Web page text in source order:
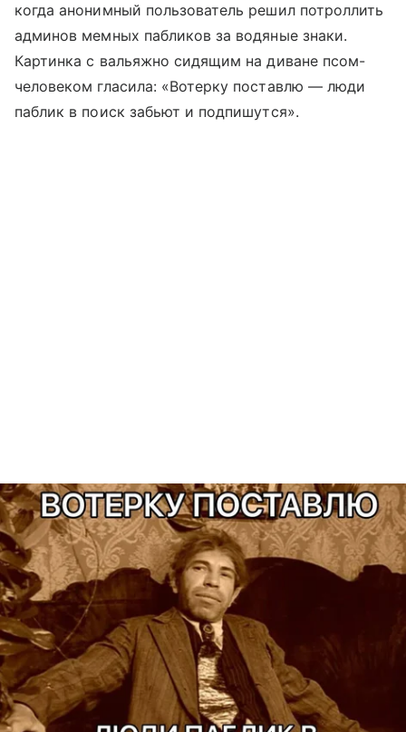
когда анонимный пользователь решил потроллить
админов мемных пабликов за водяные знаки.
Картинка с вальяжно сидящим на диване псом-
человеком гласила: «Вотерку поставлю — люди
паблик в поиск забьют и подпишутся».